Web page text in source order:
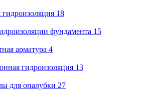
гидроизоляция 18
фундамента 15
арматура 4
гидроизоляция 13
для опалубки 27